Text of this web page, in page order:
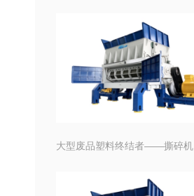
大型废品塑料终结者——撕碎机